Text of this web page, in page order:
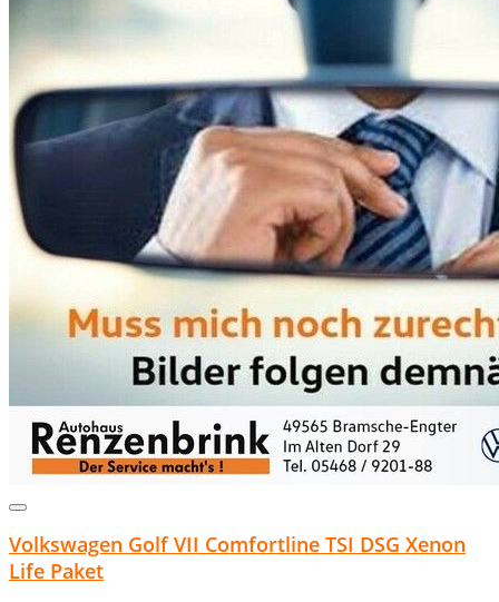
Volkswagen Golf VII Comfortline TSI DSG Xenon
Life Paket